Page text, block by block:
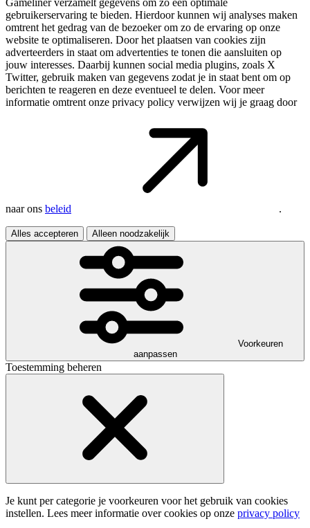
Gameliner verzamelt gegevens om zo een optimale
gebruikerservaring te bieden. Hierdoor kunnen wij analyses maken
omtrent het gedrag van de bezoeker om zo de ervaring op onze
website te optimaliseren. Door het plaatsen van cookies zijn
adverteerders in staat om advertenties te tonen die aansluiten op
jouw interesses. Daarbij kunnen social media plugins, zoals X
Twitter, gebruik maken van gegevens zodat je in staat bent om op
berichten te reageren en deze eventueel te delen. Voor meer
informatie omtrent onze privacy policy verwijzen wij je graag door
naar ons beleid .
Alles accepteren Alleen noodzakelijk
Voorkeuren
aanpassen
Toestemming beheren
Je kunt per categorie je voorkeuren voor het gebruik van cookies
instellen. Lees meer informatie over cookies op onze privacy policy